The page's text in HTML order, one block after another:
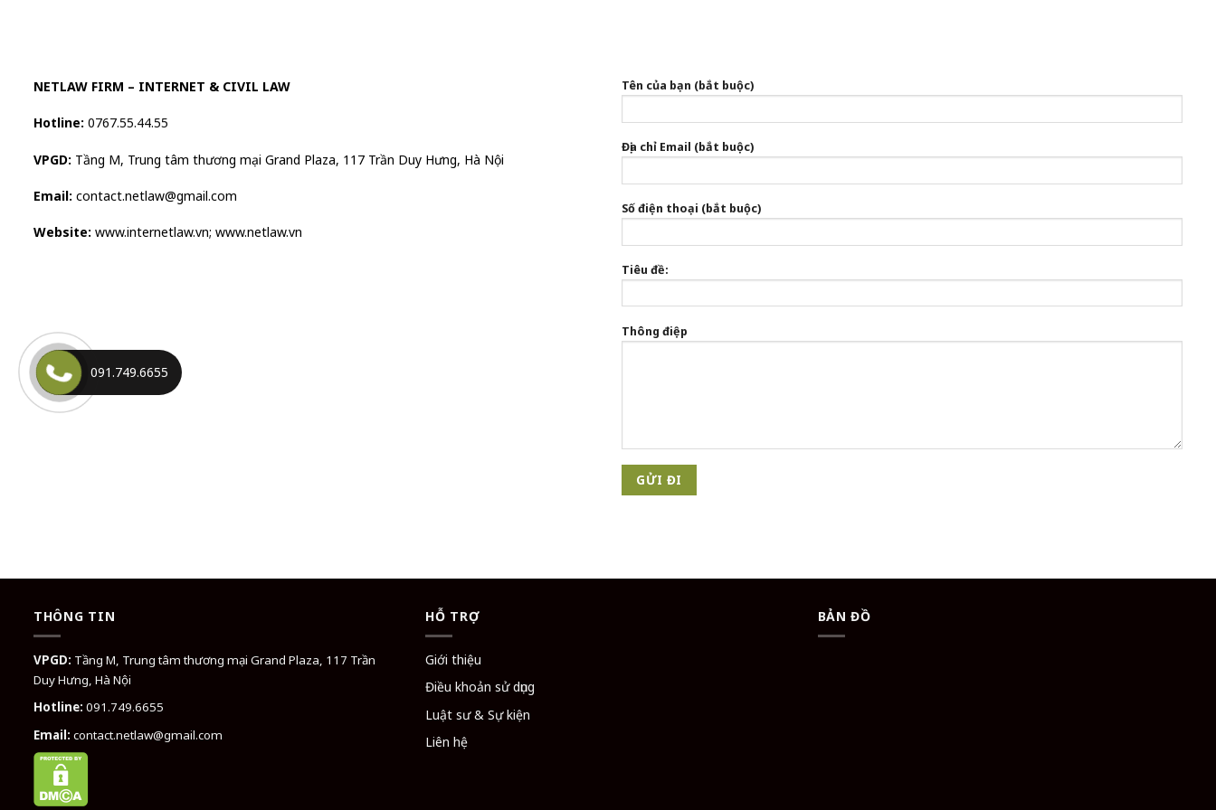
NETLAW FIRM – INTERNET & CIVIL LAW
Hotline: 0767.55.44.55
VPGD: Tầng M, Trung tâm thương mại Grand Plaza, 117 Trần Duy Hưng, Hà Nội
Email: contact.netlaw@gmail.com
Website: www.internetlaw.vn; www.netlaw.vn
Tên của bạn (bắt buộc)
Địa chỉ Email (bắt buộc)
Số điện thoại (bắt buộc)
Tiêu đề:
Thông điệp
THÔNG TIN
VPGD: Tầng M, Trung tâm thương mại Grand Plaza, 117 Trần
Duy Hưng, Hà Nội
Hotline: 091.749.6655
Email: contact.netlaw@gmail.com
HỖ TRỢ
Giới thiệu
Điều khoản sử dụng
Luật sư & Sự kiện
Liên hệ
BẢN ĐỒ
091.749.6655